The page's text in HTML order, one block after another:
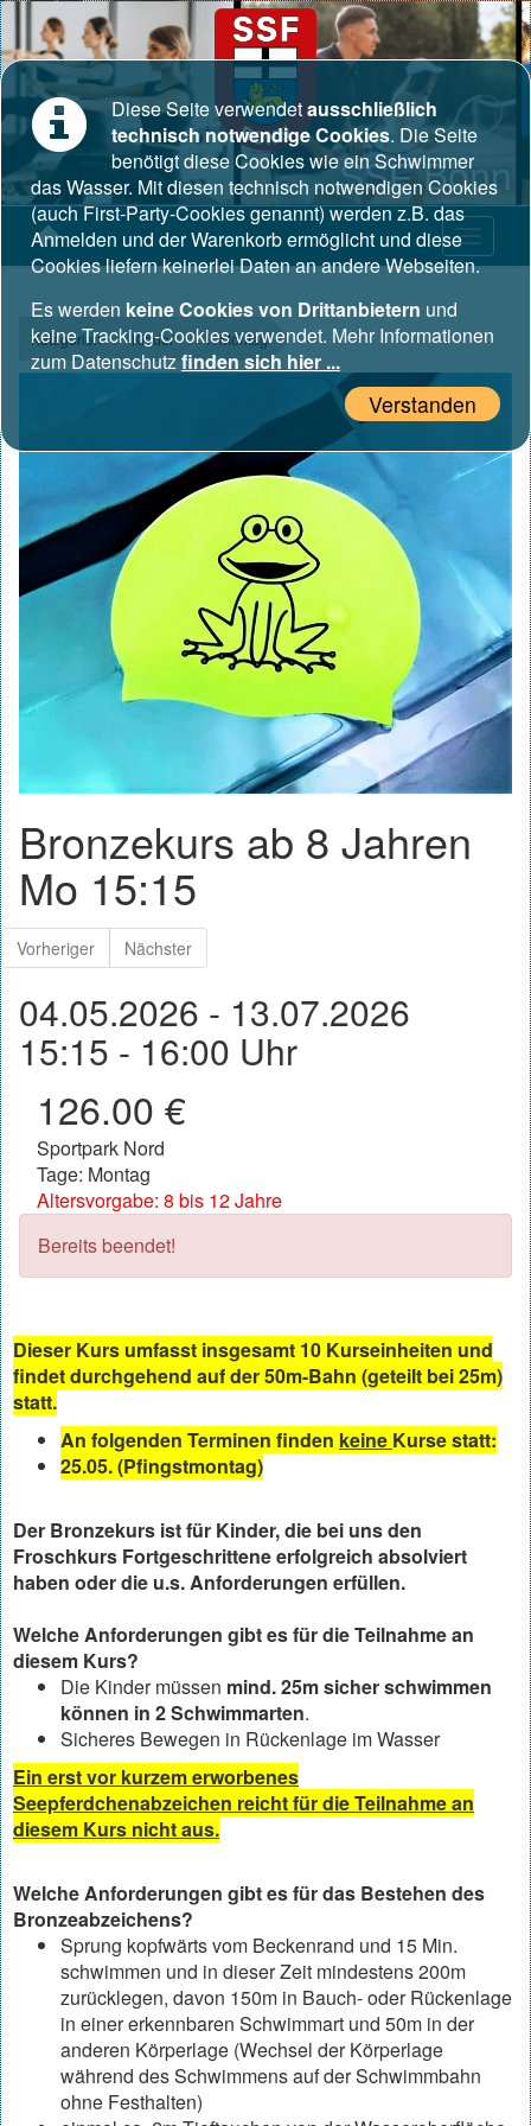
SSF Bonn
Kategorien Kinder 1. Montag
Bronzekurs ab 8 Jahren
Mo 15:15
Vorheriger Nächster
04.05.2026 - 13.07.2026
15:15 - 16:00 Uhr
126.00 €
Sportpark Nord
Tage: Montag
Altersvorgabe: 8 bis 12 Jahre
Bereits beendet!
Dieser Kurs umfasst insgesamt 10 Kurseinheiten und
findet durchgehend auf der 50m-Bahn (geteilt bei 25m)
statt.
An folgenden Terminen finden keine Kurse statt:
25.05. (Pfingstmontag)
Der Bronzekurs ist für Kinder, die bei uns den
Froschkurs Fortgeschrittene erfolgreich absolviert
haben oder die u.s. Anforderungen erfüllen.
Welche Anforderungen gibt es für die Teilnahme an
diesem Kurs?
Die Kinder müssen mind. 25m sicher schwimmen
können in 2 Schwimmarten.
Sicheres Bewegen in Rückenlage im Wasser
Ein erst vor kurzem erworbenes
Seepferdchenabzeichen reicht für die Teilnahme an
diesem Kurs nicht aus.
Welche Anforderungen gibt es für das Bestehen des
Bronzeabzeichens?
Sprung kopfwärts vom Beckenrand und 15 Min.
schwimmen und in dieser Zeit mindestens 200m
zurücklegen, davon 150m in Bauch- oder Rückenlage
in einer erkennbaren Schwimmart und 50m in der
anderen Körperlage (Wechsel der Körperlage
während des Schwimmens auf der Schwimmbahn
ohne Festhalten)
Diese Seite verwendetausschließlich
technisch notwendige Cookies. Die Seite
benötigt diese Cookies wie ein Schwimmer
das Wasser. Mit diesen technisch notwendigen Cookies
(auch First-Party-Cookies genannt) werden z.B. das
Anmelden und der Warenkorb ermöglicht und diese
Cookies liefern keinerlei Daten an andere Webseiten.
Es werden keine Cookies von Drittanbietern und
keine Tracking-Cookies verwendet. Mehr Informationen
zum Datenschutzfinden sich hier ...
Verstanden